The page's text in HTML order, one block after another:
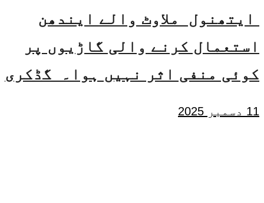
ایتھنول ملاوٹ والے ایندھن
استعمال کرنے والی گاڑیوں پر
کوئی منفی اثر نہیں ہوا۔ گڈکری
11 دسمبر 2025